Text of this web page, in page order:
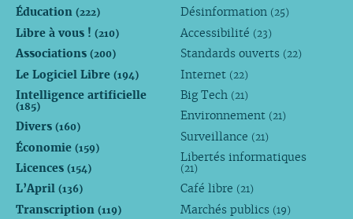
Éducation (222)
Libre à vous ! (210)
Associations (200)
Le Logiciel Libre (194)
Intelligence artificielle
(185)
Divers (160)
Économie (159)
Licences (154)
L’April (136)
Transcription (119)
Désinformation (25)
Accessibilité (23)
Standards ouverts (22)
Internet (22)
Big Tech (21)
Environnement (21)
Surveillance (21)
Libertés informatiques
(21)
Café libre (21)
Marchés publics (19)